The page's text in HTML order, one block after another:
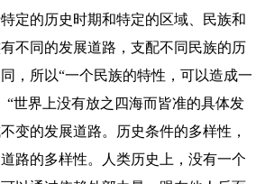
定的历史时期和特定的区域、民族和
不同的发展道路，支配不同民族的历
，所以“一个民族的特性，可以造成一
“世界上没有放之四海而皆准的具体发
变的发展道路。历史条件的多样性，
路的多样性。人类历史上，没有一个